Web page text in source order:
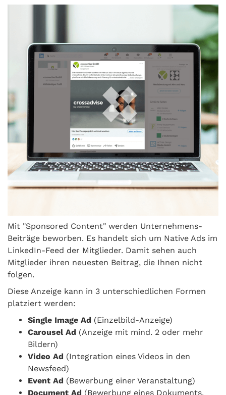
Mit "Sponsored Content" werden Unternehmens-
Beiträge beworben. Es handelt sich um Native Ads im
LinkedIn-Feed der Mitglieder. Damit sehen auch
Mitglieder ihren neuesten Beitrag, die Ihnen nicht
folgen.
Diese Anzeige kann in 3 unterschiedlichen Formen
platziert werden:
Single Image Ad (Einzelbild-Anzeige)
Carousel Ad (Anzeige mit mind. 2 oder mehr
Bildern)
Video Ad (Integration eines Videos in den
Newsfeed)
Event Ad (Bewerbung einer Veranstaltung)
Document Ad (Bewerbung eines Dokuments,